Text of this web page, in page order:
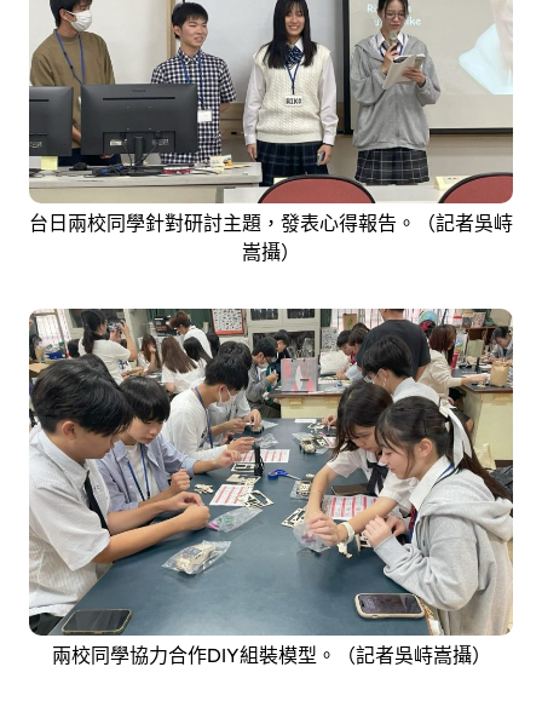
台日兩校同學針對研討主題，發表心得報告。（記者吳峙
嵩攝）
兩校同學協力合作DIY組裝模型。（記者吳峙嵩攝）